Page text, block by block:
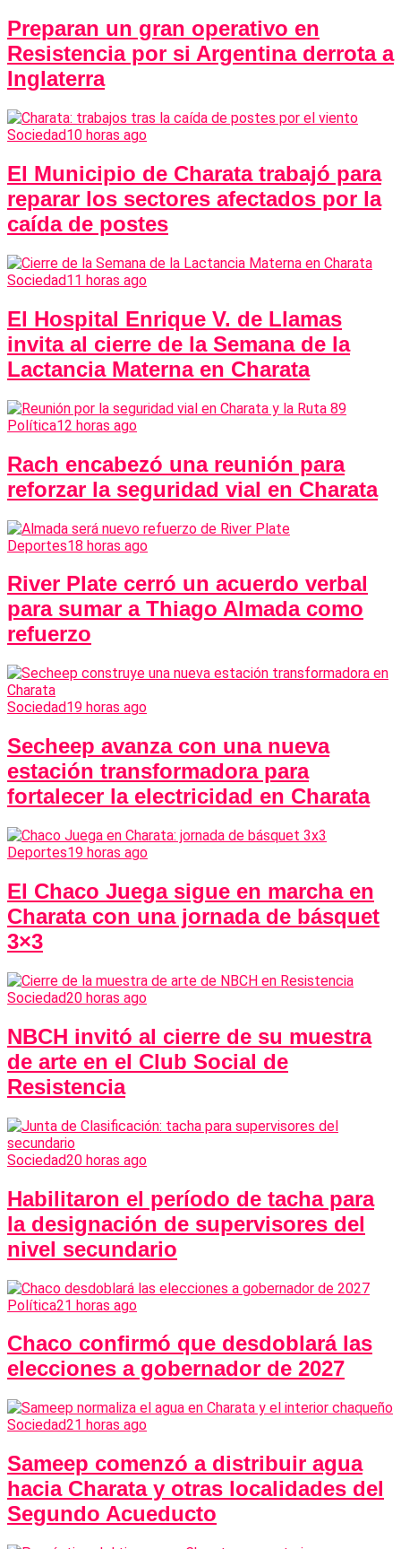
Preparan un gran operativo en
Resistencia por si Argentina derrota a
Inglaterra
Sociedad10 horas ago
El Municipio de Charata trabajó para
reparar los sectores afectados por la
caída de postes
Sociedad11 horas ago
El Hospital Enrique V. de Llamas
invita al cierre de la Semana de la
Lactancia Materna en Charata
Política12 horas ago
Rach encabezó una reunión para
reforzar la seguridad vial en Charata
Deportes18 horas ago
River Plate cerró un acuerdo verbal
para sumar a Thiago Almada como
refuerzo
Sociedad19 horas ago
Secheep avanza con una nueva
estación transformadora para
fortalecer la electricidad en Charata
Deportes19 horas ago
El Chaco Juega sigue en marcha en
Charata con una jornada de básquet
3×3
Sociedad20 horas ago
NBCH invitó al cierre de su muestra
de arte en el Club Social de
Resistencia
Sociedad20 horas ago
Habilitaron el período de tacha para
la designación de supervisores del
nivel secundario
Política21 horas ago
Chaco confirmó que desdoblará las
elecciones a gobernador de 2027
Sociedad21 horas ago
Sameep comenzó a distribuir agua
hacia Charata y otras localidades del
Segundo Acueducto